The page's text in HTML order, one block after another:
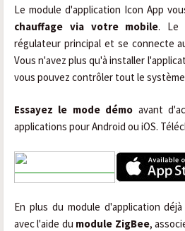
Le module d'application Icon App
chauffage via votre mobile. Le
régulateur principal et se connecte
Vous n'avez plus qu'à installer
vous pouvez contrôler tout le
Essayez le mode démo avant
applications pour Android ou iOS.
En plus du module d'application
avec l'aide du module ZigBee,